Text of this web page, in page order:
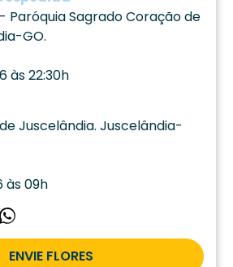
Paróquia Sagrado Coração de
GO.
às 22:30h
Juscelândia. Juscelândia-
às 09h
ENVIE FLORES